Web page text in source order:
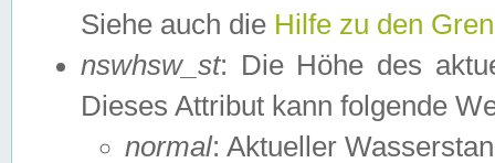
Siehe auch die Hilfe zu den
nswhsw_st: Die Höhe des
Dieses Attribut kann folgende
normal: Aktueller